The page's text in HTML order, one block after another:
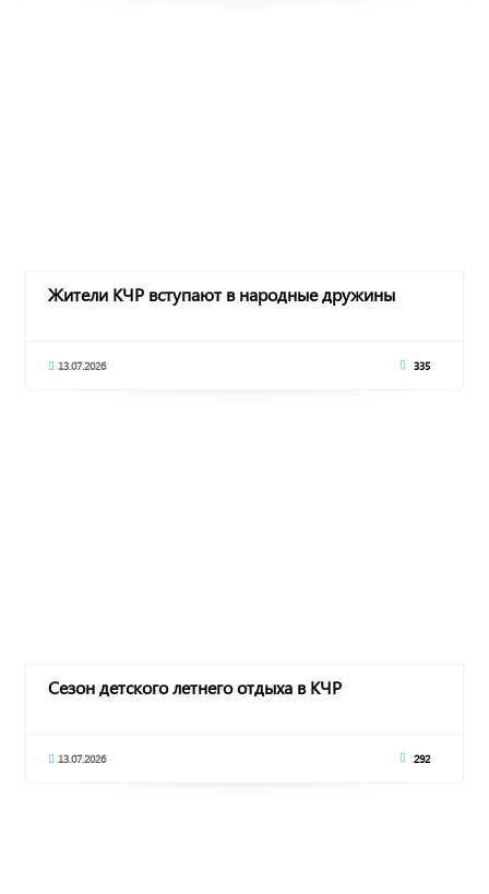
Жители КЧР вступают в народные дружины
13.07.2026 335
Сезон детского летнего отдыха в КЧР
13.07.2026 292